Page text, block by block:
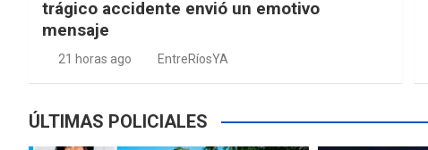
trágico accidente envió un emotivo
mensaje
21 horas ago EntreRíosYA
ÚLTIMAS POLICIALES